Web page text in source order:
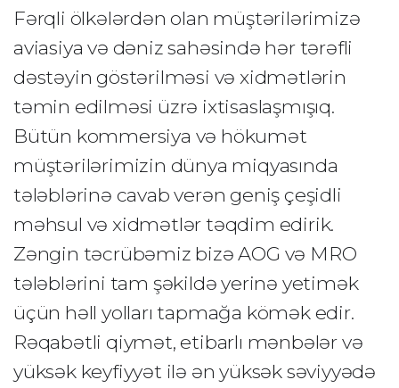
Fərqli ölkələrdən olan müştərilərimizə
aviasiya və dəniz sahəsində hər tərəfli
dəstəyin göstərilməsi və xidmətlərin
təmin edilməsi üzrə ixtisaslaşmışıq.
Bütün kommersiya və hökumət
müştərilərimizin dünya miqyasında
tələblərinə cavab verən geniş çeşidli
məhsul və xidmətlər təqdim edirik.
Zəngin təcrübəmiz bizə AOG və MRO
tələblərini tam şəkildə yerinə yetimək
üçün həll yolları tapmağa kömək edir.
Rəqabətli qiymət, etibarlı mənbələr və
yüksək keyfiyyət ilə ən yüksək səviyyədə